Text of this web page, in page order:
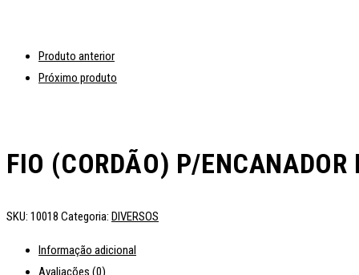
Produto anterior
Próximo produto
FIO (CORDÃO) P/
SKU: 10018 Categoria: DIVERSOS
Informação adicional
Avaliações (0)